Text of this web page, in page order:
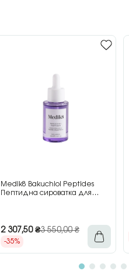
Medik8 Bakuchiol Peptides
Пептидна сироватка для
2 307,50₴3 550,00₴
-35%